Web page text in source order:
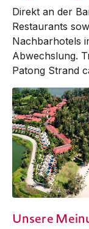
Direkt an der
Res­tau­rants
Nachbar­hotels
Abwechslung.
Patong Strand
Unsere